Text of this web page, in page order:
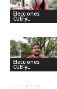
Elecciones
CUEFyL
Elecciones
CUEFyL